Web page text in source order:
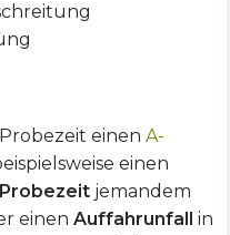
einen A-
einen
Probezeit jemandem
einen Auffahrunfall in